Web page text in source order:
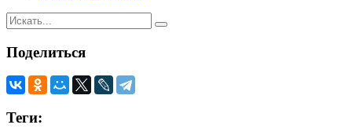
Поделиться
Теги: